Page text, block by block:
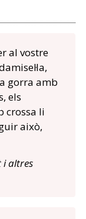
al vostre
gorra amb
els
crossa li
això,
i altres